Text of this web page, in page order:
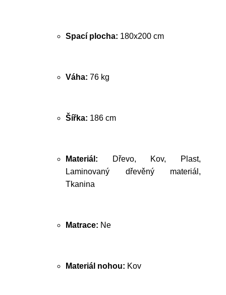
Spací plocha: 180x200 cm
Váha: 76 kg
Šířka: 186 cm
Materiál: Dřevo, Kov, Plast,
Laminovaný dřevěný materiál,
Tkanina
Matrace: Ne
Materiál nohou: Kov